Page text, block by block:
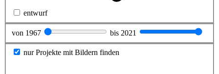
entwurf
von 1967 bis 2021
nur Projekte mit Bildern finden